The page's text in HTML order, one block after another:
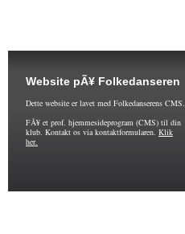
Website pÃ¥ Folkedanseren
Dette website er lavet med Folkedanserens CMS.
FÃ¥ et prof. hjemmesideprogram (CMS) til din
klub. Kontakt os via kontaktformularen. Klik
her.